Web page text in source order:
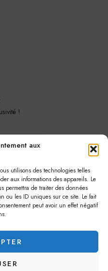
aux
utilisons des technologies telles
aux informations des appareils. Le
permettra de traiter des données
ou les ID uniques sur ce site. Le fait
peut avoir un effet négatif
!